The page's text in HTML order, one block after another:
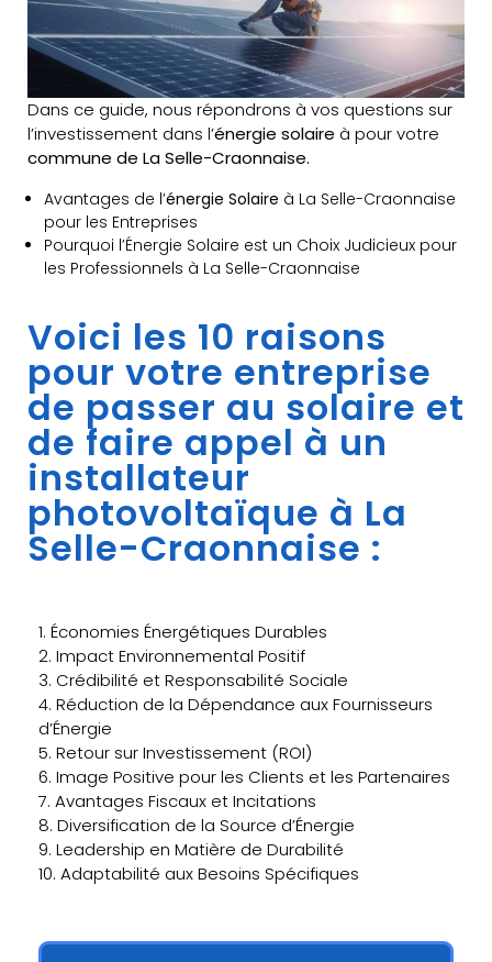
Dans ce guide, nous répondrons à vos questions sur
l’investissement dans l’énergie solaire à pour votre
commune de La Selle-Craonnaise.
Avantages de l’énergie Solaire à La Selle-Craonnaise
pour les Entreprises
Pourquoi l’Énergie Solaire est un Choix Judicieux pour
les Professionnels à La Selle-Craonnaise
Voici les 10 raisons
pour votre entreprise
de passer au solaire et
de faire appel à un
installateur
photovoltaïque à La
Selle-Craonnaise :
1. Économies Énergétiques Durables
2. Impact Environnemental Positif
3. Crédibilité et Responsabilité Sociale
4. Réduction de la Dépendance aux Fournisseurs
d’Énergie
5. Retour sur Investissement (ROI)
6. Image Positive pour les Clients et les Partenaires
7. Avantages Fiscaux et Incitations
8. Diversification de la Source d’Énergie
9. Leadership en Matière de Durabilité
10. Adaptabilité aux Besoins Spécifiques